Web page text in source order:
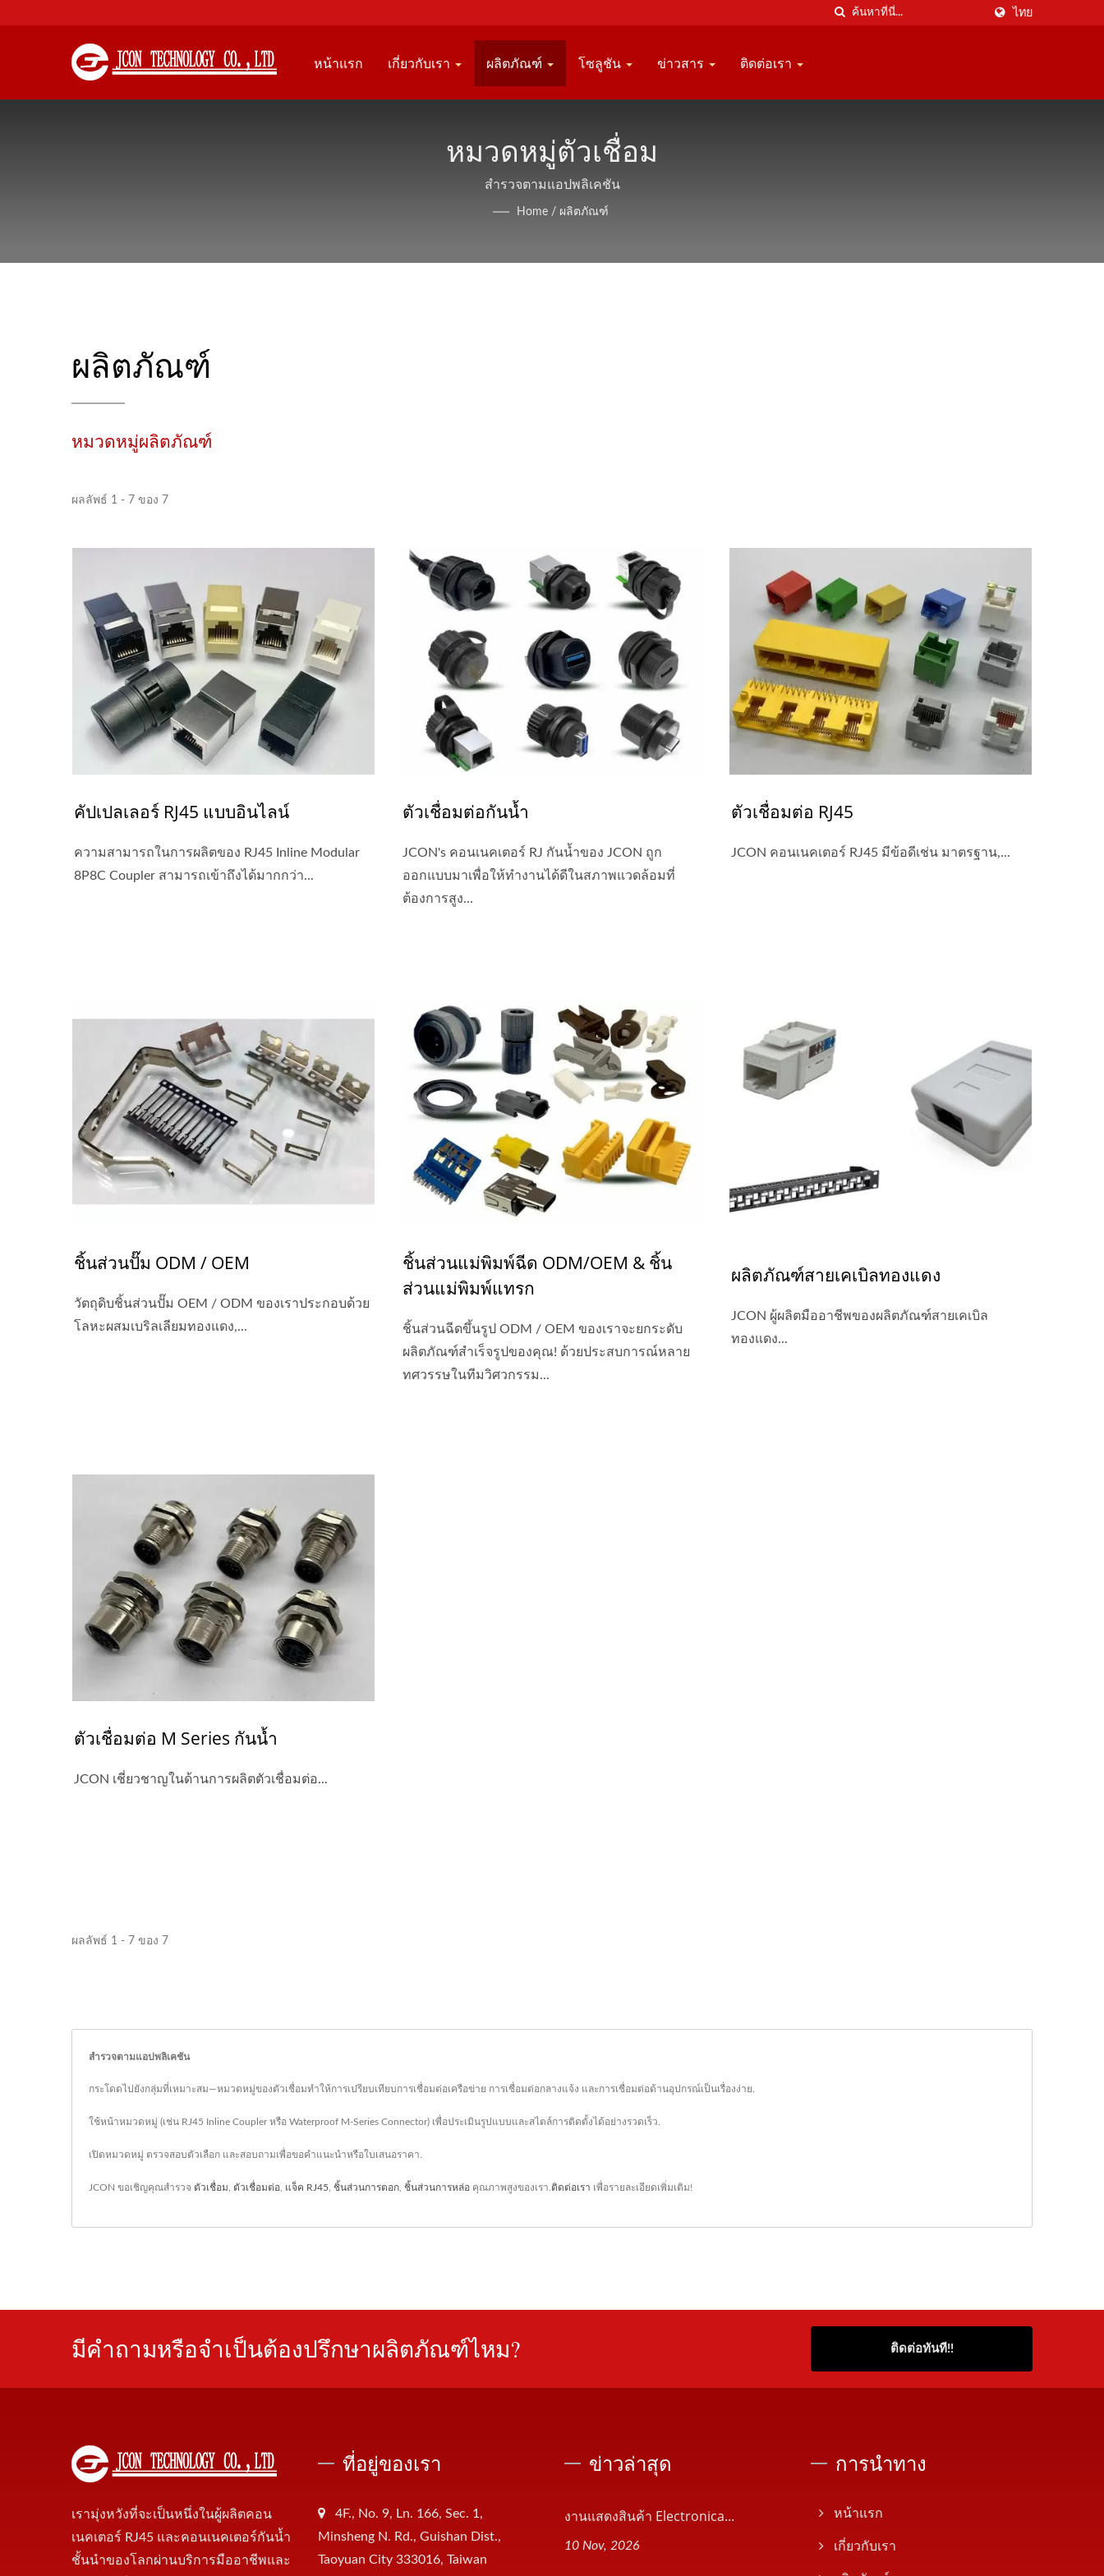
ไทย
หน้าแรก เกี่ยวกับเรา ผลิตภัณฑ์ โซลูชัน ข่าวสาร ติดต่อเรา
หมวดหมู่ตัวเชื่อม
สำรวจตามแอปพลิเคชัน
Home / ผลิตภัณฑ์
ผลิตภัณฑ์
หมวดหมู่ผลิตภัณฑ์
ผลลัพธ์ 1 - 7 ของ 7
คัปเปลเลอร์ RJ45 แบบอินไลน์
ความสามารถในการผลิตของ RJ45 Inline Modular
8P8C Coupler สามารถเข้าถึงได้มากกว่า...
ตัวเชื่อมต่อกันน้ำ
JCON's คอนเนคเตอร์ RJ กันน้ำของ JCON ถูก
ออกแบบมาเพื่อให้ทำงานได้ดีในสภาพแวดล้อมที่
ต้องการสูง...
ตัวเชื่อมต่อ RJ45
JCON คอนเนคเตอร์ RJ45 มีข้อดีเช่น มาตรฐาน,...
ชิ้นส่วนปั๊ม ODM / OEM
วัตถุดิบชิ้นส่วนปั๊ม OEM / ODM ของเราประกอบด้วย
โลหะผสมเบริลเลียมทองแดง,...
ชิ้นส่วนแม่พิมพ์ฉีด ODM/OEM & ชิ้น
ส่วนแม่พิมพ์แทรก
ชิ้นส่วนฉีดขึ้นรูป ODM / OEM ของเราจะยกระดับ
ผลิตภัณฑ์สำเร็จรูปของคุณ! ด้วยประสบการณ์หลาย
ทศวรรษในทีมวิศวกรรม...
ผลิตภัณฑ์สายเคเบิลทองแดง
JCON ผู้ผลิตมืออาชีพของผลิตภัณฑ์สายเคเบิล
ทองแดง...
ตัวเชื่อมต่อ M Series กันน้ำ
JCON เชี่ยวชาญในด้านการผลิตตัวเชื่อมต่อ...
ผลลัพธ์ 1 - 7 ของ 7
สำรวจตามแอปพลิเคชัน
กระโดดไปยังกลุ่มที่เหมาะสม—หมวดหมู่ของตัวเชื่อมทำให้การเปรียบเทียบการเชื่อมต่อเครือข่าย การเชื่อมต่อกลางแจ้ง และการเชื่อมต่อด้านอุปกรณ์เป็นเรื่องง่าย.
ใช้หน้าหมวดหมู่ (เช่น RJ45 Inline Coupler หรือ Waterproof M‑Series Connector) เพื่อประเมินรูปแบบและสไตล์การติดตั้งได้อย่างรวดเร็ว.
เปิดหมวดหมู่ ตรวจสอบตัวเลือก และสอบถามเพื่อขอคำแนะนำหรือใบเสนอราคา.
JCON ขอเชิญคุณสำรวจ ตัวเชื่อม ตัวเชื่อมต่อ แจ็ค RJ45 ชิ้นส่วนการตอก ชิ้นส่วนการหล่อ คุณภาพสูงของเรา. ติดต่อเรา เพื่อรายละเอียดเพิ่มเติม!
มีคำถามหรือจำเป็นต้องปรึกษาผลิตภัณฑ์ไหม? ติดต่อทันที!!
เรามุ่งหวังที่จะเป็นหนึ่งในผู้ผลิตคอน
เนคเตอร์ RJ45 และคอนเนคเตอร์กันน้ำ
ชั้นนำของโลกผ่านบริการมืออาชีพและ
ที่อยู่ของเรา
4F., No. 9, Ln. 166, Sec. 1,
Minsheng N. Rd., Guishan Dist.,
Taoyuan City 333016, Taiwan
ข่าวล่าสุด
งานแสดงสินค้า Electronica...
10 Nov, 2026
การนำทาง
หน้าแรก
เกี่ยวกับเรา